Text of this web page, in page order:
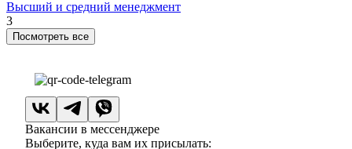
Высший и средний менеджмент
3
Посмотреть все
Вакансии в мессенджере
Выберите, куда вам их присылать: